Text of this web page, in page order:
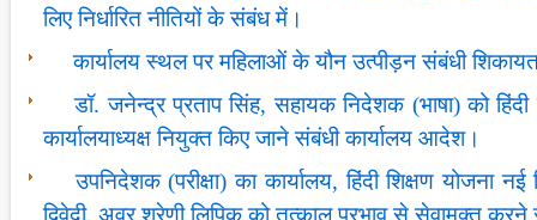
लिए निर्धारित नीतियों के संबंध में।
कार्यालय स्थल पर महिलाओं के यौन उत्पीड़न संबंधी
डॉ. जनेन्द्र प्रताप सिंह, सहायक निदेशक (भाषा) को हिंदी
कार्यालयाध्यक्ष नियुक्त किए जाने संबंधी कार्यालय आदेश।
उपनिदेशक (परीक्षा) का कार्यालय, हिंदी शिक्षण योजना